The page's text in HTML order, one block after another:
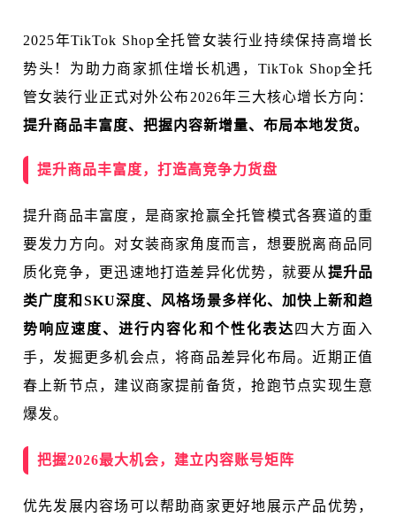
2025年TikTok Shop全托管女装行业持续保持高增长
势头！为助力商家抓住增长机遇，TikTok Shop全托
管女装行业正式对外公布2026年三大核心增长方向：
提升商品丰富度、把握内容新增量、布局本地发货。
提升商品丰富度，打造高竞争力货盘
提升商品丰富度，是商家抢赢全托管模式各赛道的重
要发力方向。对女装商家角度而言，想要脱离商品同
质化竞争，更迅速地打造差异化优势，就要从 提升品
类广度和SKU深度、风格场景多样化、加快上新和趋
势响应速度、进行内容化和个性化表达 四大方面入
手，发掘更多机会点，将商品差异化布局。近期正值
春上新节点，建议商家提前备货，抢跑节点实现生意
爆发。
把握2026最大机会，建立内容账号矩阵
优先发展内容场可以帮助商家更好地展示产品优势，